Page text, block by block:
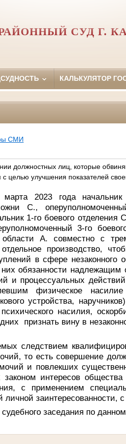
СУД Г.
КАЛЬКУЛЯТОР
СМИ
должностных лиц, которые
целью улучшения показателей
марта 2023 года начальник
С.,
1-го боевого
3-го
области А. совместно с
производство,
в сфере незаконного
обязанности надлежащим
и процессуальных
физическое
устройства,
насилия,
признать вину в
следствием
то есть совершение
и повлекших
интересов
с применением
личной заинтересованности,
заседания по